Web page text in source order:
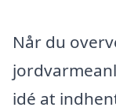
Når du
idé at